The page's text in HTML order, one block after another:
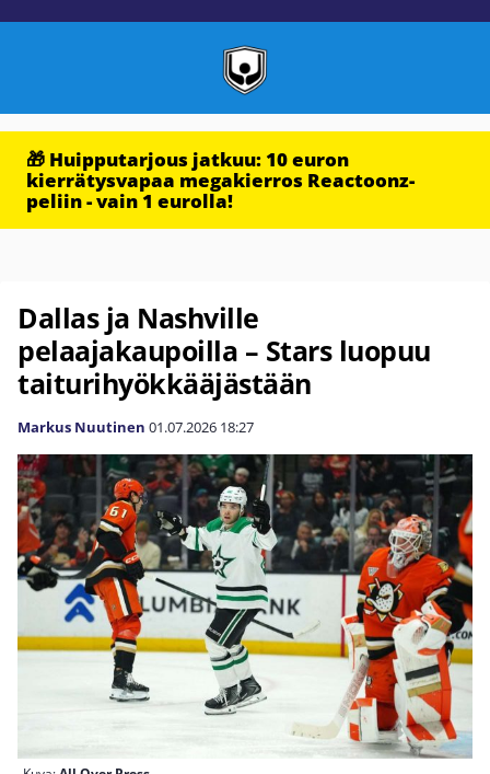
🎁 Huipputarjous jatkuu: 10 euron
kierrätysvapaa megakierros Reactoonz-
peliin - vain 1 eurolla!
Dallas ja Nashville
pelaajakaupoilla – Stars luopuu
taiturihyökkääjästään
Markus Nuutinen 01.07.2026 18:27